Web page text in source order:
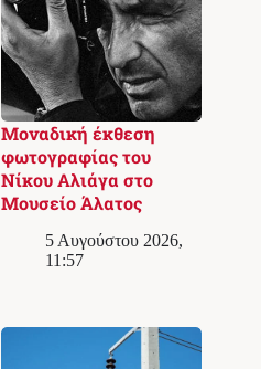
Μοναδική έκθεση
φωτογραφίας του
Νίκου Αλιάγα στο
Μουσείο Άλατος
5 Αυγούστου 2026,
11:57